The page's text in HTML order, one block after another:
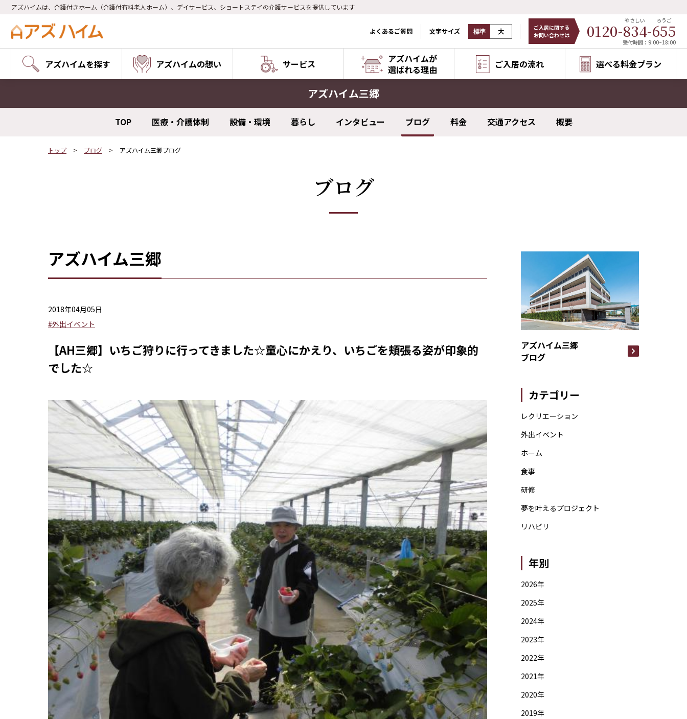
アズハイムは、介護付きホーム（介護付有料老人ホーム）、デイサービス、ショートステイの介護サービスを提供しています
よくあるご質問 文字サイズ 標準 大
ご入居に関する
お問い合わせは
0120-834
やさしい
-655
ろうご
受付時間：9:00~18:00
アズハイムを探す アズハイムの想い サービス
アズハイムが
選ばれる理由
ご入居の流れ 選べる料金プラン
アズハイム三郷
TOP 医療・介護体制 設備・環境 暮らし インタビュー ブログ 料金 交通アクセス 概要
トップ ブログ アズハイム三郷ブログ
ブログ
アズハイム三郷
2018年04月05日
#外出イベント
【AH三郷】いちご狩りに行ってきました☆童心にかえり、いちごを頬張る姿が印象的
でした☆
アズハイム三郷
ブログ
カテゴリー
レクリエーション
外出イベント
ホーム
食事
研修
夢を叶えるプロジェクト
リハビリ
年別
2026年
2025年
2024年
2023年
2022年
2021年
2020年
2019年